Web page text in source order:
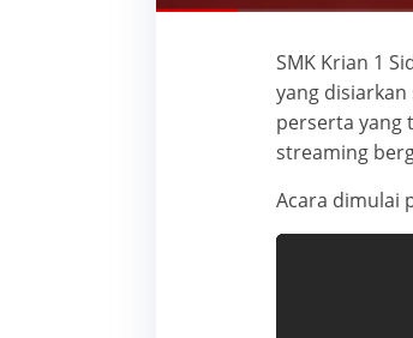
SMK Krian 1
yang disiarkan
perserta yang
streaming
Acara dimulai